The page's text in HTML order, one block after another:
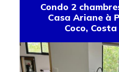
Condo 2
Casa Ariane à
Coco,